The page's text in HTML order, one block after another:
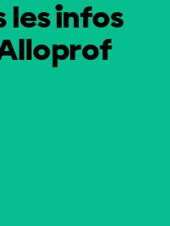
les infos